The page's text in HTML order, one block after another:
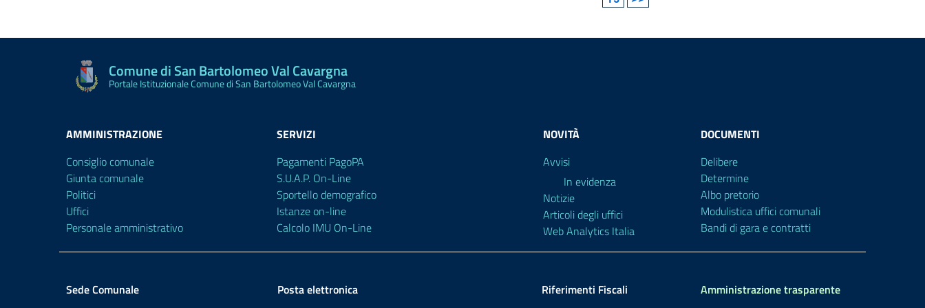
Comune di San Bartolomeo Val Cavargna
Portale Istituzionale Comune di San Bartolomeo Val Cavargna
AMMINISTRAZIONE
Consiglio comunale
Giunta comunale
Politici
Uffici
Personale amministrativo
SERVIZI
Pagamenti PagoPA
S.U.A.P. On-Line
Sportello demografico
Istanze on-line
Calcolo IMU On-Line
NOVITÀ
Avvisi
In evidenza
Notizie
Articoli degli uffici
Web Analytics Italia
DOCUMENTI
Delibere
Determine
Albo pretorio
Modulistica uffici comunali
Bandi di gara e contratti
Sede Comunale Posta elettronica Riferimenti Fiscali Amministrazione trasparente